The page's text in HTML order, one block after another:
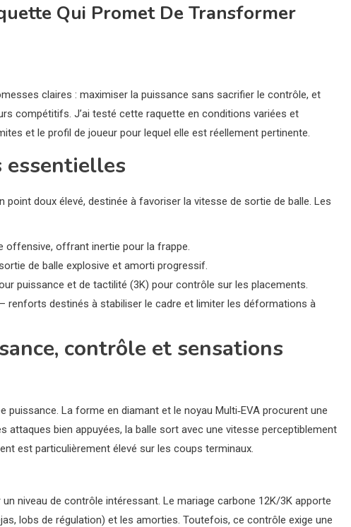
Qui Promet De Transformer
claires : maximiser la puissance sans sacrifier le contrôle, et
compétitifs. J’ai testé cette raquette en conditions variées et
et le profil de joueur pour lequel elle est réellement pertinente.
essentielles
doux élevé, destinée à favoriser la vitesse de sortie de balle. Les
offensive, offrant inertie pour la frappe.
de balle explosive et amorti progressif.
puissance et de tactilité (3K) pour contrôle sur les placements.
renforts destinés à stabiliser le cadre et limiter les déformations à
contrôle et sensations
La forme en diamant et le noyau Multi‑EVA procurent une
bien appuyées, la balle sort avec une vitesse perceptiblement
est particulièrement élevé sur les coups terminaux.
niveau de contrôle intéressant. Le mariage carbone 12K/3K apporte
lobs de régulation) et les amorties. Toutefois, ce contrôle exige une